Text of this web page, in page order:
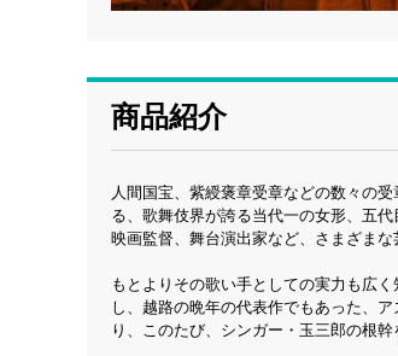
商品紹介
人間国宝、紫綬褒章受章などの数々の
る、歌舞伎界が誇る当代一の女形、五
映画監督、舞台演出家など、さまざま
もとよりその歌い手としての実力も広
し、越路の晩年の代表作でもあった、
り、このたび、シンガー・玉三郎の根